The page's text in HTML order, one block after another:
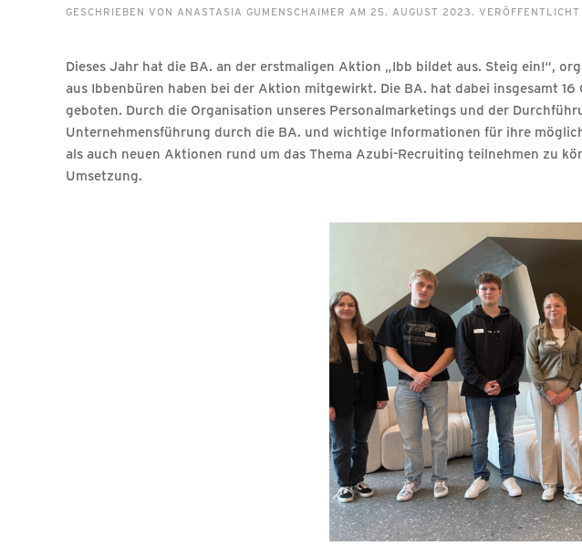
GESCHRIEBEN VON ANASTASIA GUMENSCHAIMER AM 25. AUGUST 2023. VERÖFFENTLICHT
Dieses Jahr hat die BA. an der erstmaligen Aktion „Ibb bildet aus. Steig ein!“,
aus Ibbenbüren haben bei der Aktion mitgewirkt. Die BA. hat dabei insgesamt
geboten. Durch die Organisation unseres Personalmarketings und der
Unternehmensführung durch die BA. und wichtige Informationen für ihre
als auch neuen Aktionen rund um das Thema Azubi-Recruiting teilnehmen zu
Umsetzung.